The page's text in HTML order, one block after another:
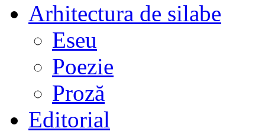
Arhitectura de silabe
Eseu
Poezie
Proză
Editorial